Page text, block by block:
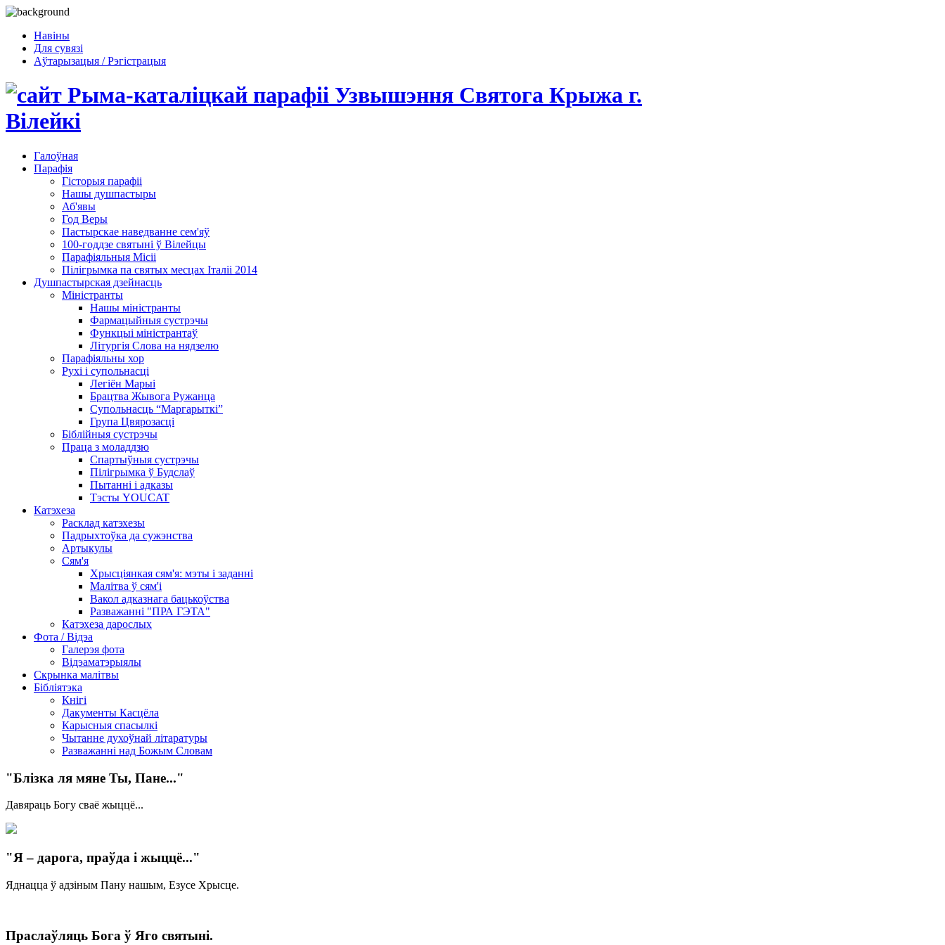
Навіны
Для сувязі
Аўтарызацыя / Рэгістрацыя
Галоўная
Парафія
Гісторыя парафіі
Нашы душпастыры
Аб'явы
Год Веры
Пастырскае наведванне сем'яў
100-годдзе святыні ў Вілейцы
Парафіяльныя Місіі
Пілігрымка па святых месцах Італіі 2014
Душпастырская дзейнасць
Міністранты
Нашы міністранты
Фармацыйныя сустрэчы
Функцыі міністрантаў
Літургія Слова на нядзелю
Парафіяльны хор
Рухі і супольнасці
Легіён Марыі
Брацтва Жывога Ружанца
Супольнасць “Маргарыткі”
Група Цвярозасці
Біблійныя сустрэчы
Праца з моладдзю
Спартыўныя сустрэчы
Пілігрымка ў Будслаў
Пытанні і адказы
Тэсты YOUCAT
Катэхеза
Расклад катэхезы
Падрыхтоўка да сужэнства
Артыкулы
Сям'я
Хрысціянкая сям'я: мэты і заданні
Малітва ў сям'і
Вакол адказнага бацькоўства
Разважанні "ПРА ГЭТА"
Катэхеза дарослых
Фота / Відэа
Галерэя фота
Відэаматэрыялы
Скрынка малітвы
Бібліятэка
Кнігі
Дакументы Касцёла
Карысныя спасылкі
Чытанне духоўнай літаратуры
Разважанні над Божым Словам
"Блізка ля мяне Ты, Пане..."
Давяраць Богу сваё жыццё...
"Я – дарога, праўда і жыццё..."
Яднацца ў адзіным Пану нашым, Езусе Хрысце.
Праслаўляць Бога ў Яго святыні.